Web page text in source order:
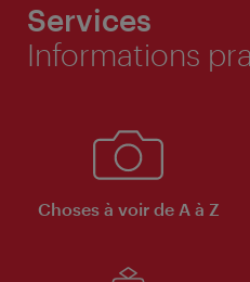
Services
Informations
Choses à voir de A à Z